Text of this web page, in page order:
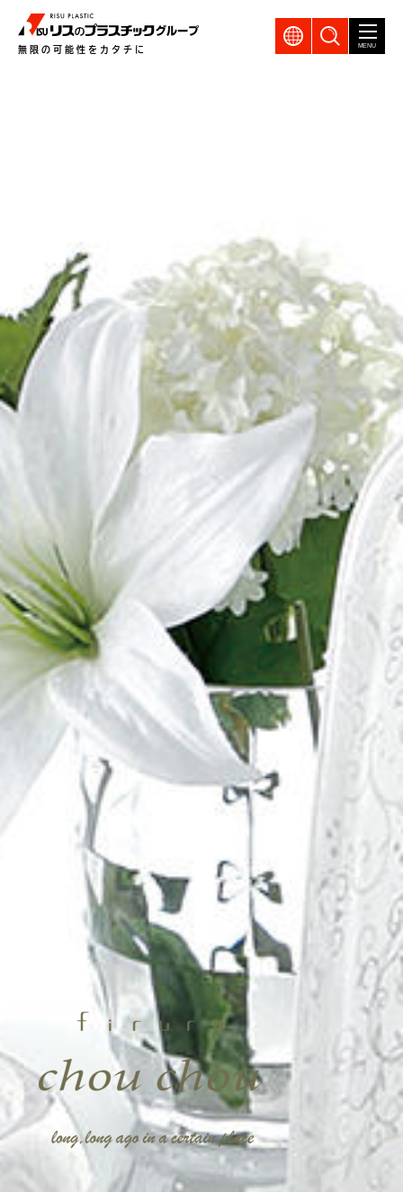
無限の可能性をカタチに
GLOBAL製品検索
MENU